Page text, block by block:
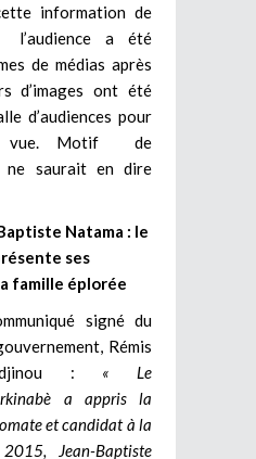
information de
l’audience a été
de médias après
d’images ont été
d’audiences pour
vue. Motif de
ne saurait en dire
Natama : le
ses
famille éplorée
signé du
Rémis
: « Le
a appris la
et candidat à la
Jean-Baptiste